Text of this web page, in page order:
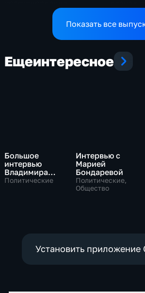
конфликтов на Ближнем
Востоке и диалог сПоказать все
Ещеинтересное
Большое
интервью
Владимира
Путина Сергею
Политические
Интервью с
Марией
Бондаревой
Политические,
Общество
Установить приложение